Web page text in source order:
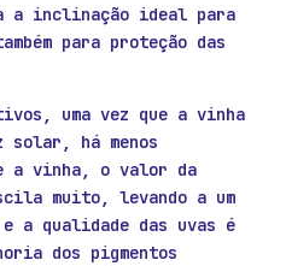
a inclinação ideal para
para proteção das
uma vez que a vinha
há menos
a vinha, o valor da
muito, levando a um
e a qualidade das uvas é
dos pigmentos